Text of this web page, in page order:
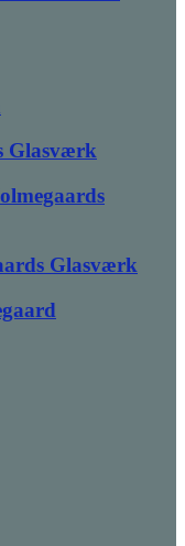
Glasværk
Glasværk